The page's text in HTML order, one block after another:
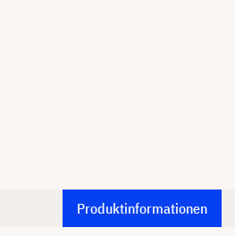
Produktinformationen